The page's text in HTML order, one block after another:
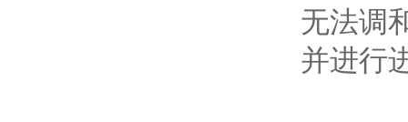
无法调
并进行